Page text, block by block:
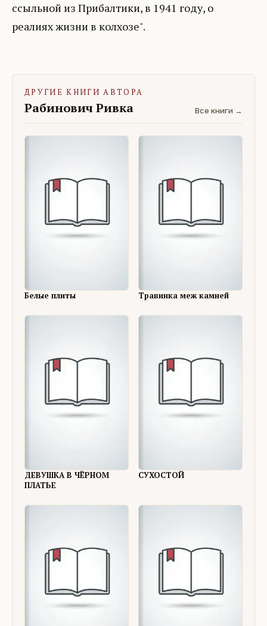
ссыльной из Прибалтики, в 1941 году, о
реалиях жизни в колхозе".
ДРУГИЕ КНИГИ АВТОРА
Рабинович Ривка Все книги →
Белые плиты Травинка меж камней
ДЕВУШКА В ЧЁРНОМ
ПЛАТЬЕ
СУХОСТОЙ